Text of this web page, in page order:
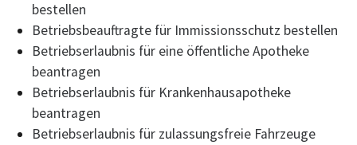
bestellen
Betriebsbeauftragte für Immissionsschutz bestellen
Betriebserlaubnis für eine öffentliche Apotheke
beantragen
Betriebserlaubnis für Krankenhausapotheke
beantragen
Betriebserlaubnis für zulassungsfreie Fahrzeuge